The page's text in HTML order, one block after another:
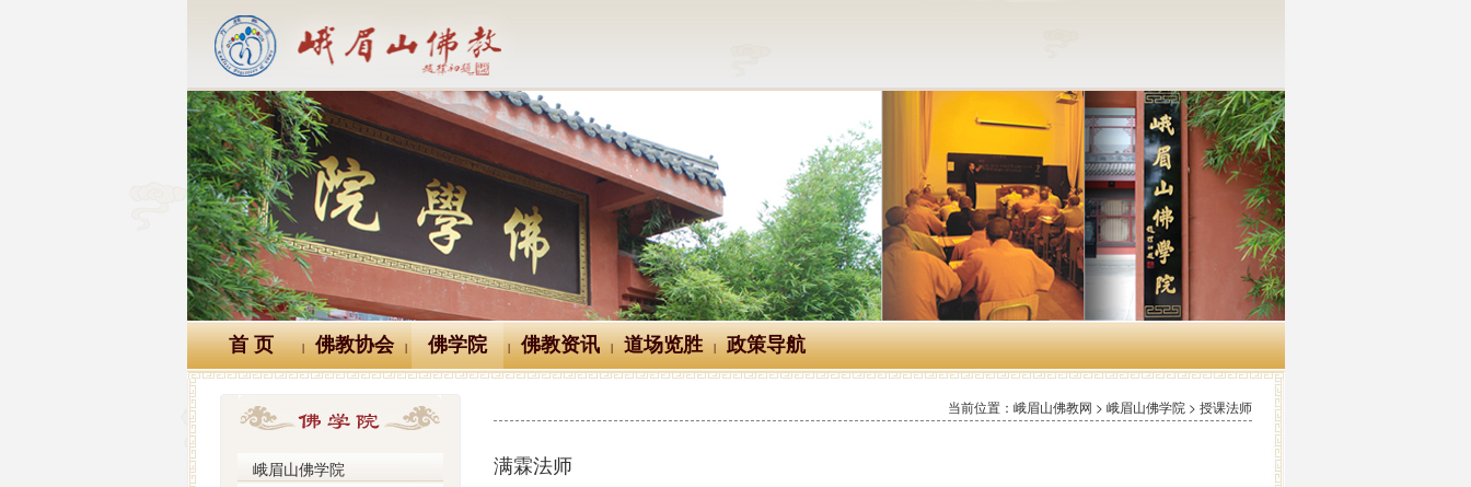
首 页 | 佛教协会 | 佛学院 | 佛教资讯 | 道场览胜 | 政策导航
峨眉山佛学院
当前位置：峨眉山佛教网 > 峨眉山佛学院 > 授课法师
满霖法师